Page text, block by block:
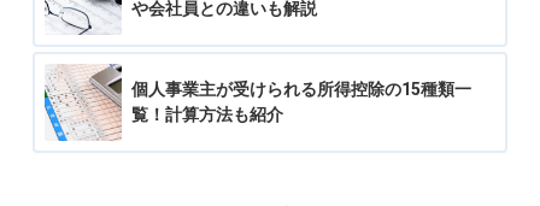
や会社員との違いも解説
個人事業主が受けられる所得控除の15種類一
覧！計算方法も紹介